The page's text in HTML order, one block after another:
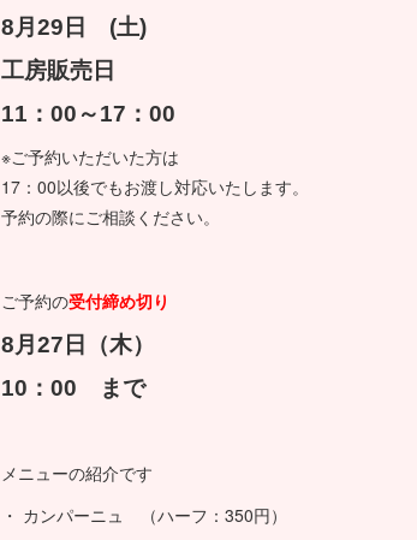
8月29日 (土)
工房販売日
11：00～17：00
※ご予約いただいた方は
17：00以後でもお渡し対応いたします。
予約の際にご相談ください。
ご予約の受付締め切り
8月27日（木）
10：00 まで
メニューの紹介です
・ カンパーニュ （ハーフ：350円）